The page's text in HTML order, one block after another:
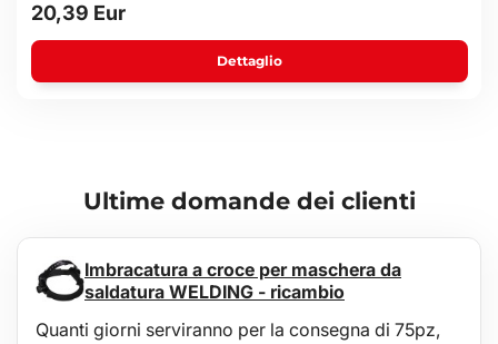
20,39 Eur
Dettaglio
Ultime domande dei clienti
Imbracatura a croce per maschera da
saldatura WELDING - ricambio
Quanti giorni serviranno per la consegna di 75pz,